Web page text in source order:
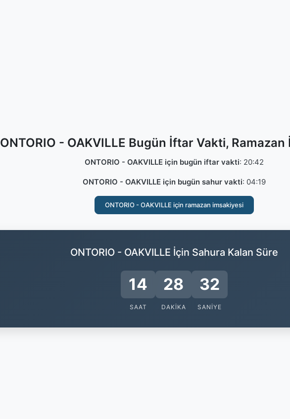
ONTORIO - OAKVILLE Bugün İftar Vakti,
ONTORIO - OAKVILLE için bugün iftar vakti: 20:42
ONTORIO - OAKVILLE için bugün sahur vakti: 04:19
ONTORIO - OAKVILLE için ramazan imsakiyesi
ONTORIO - OAKVILLE İçin Sahura Kalan Süre
14
SAAT
28
DAKIKA
31
SANIYE